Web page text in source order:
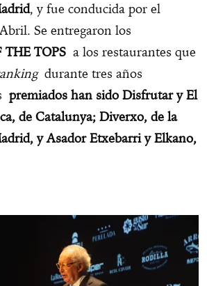
, y fue conducida por el
Se entregaron los
THE TOPS a los restaurantes que
durante tres años
premiados han sido Disfrutar y El
de Catalunya; Diverxo, de la
y Asador Etxebarri y Elkano,